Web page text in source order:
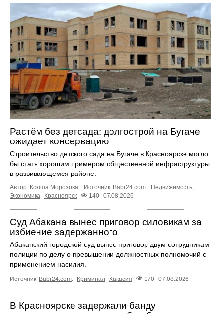
Растём без детсада: долгострой на Бугаче
ожидает консервацию
Строительство детского сада на Бугаче в Красноярске могло
бы стать хорошим примером общественной инфраструктуры
в развивающемся районе.
Автор: Ксюша Морозова. Источник: Babr24.com. Недвижимость,
Экономика
Красноярск 140 07.08.2026
Суд Абакана вынес приговор силовикам за
избиение задержанного
Абаканский городской суд вынес приговор двум сотрудникам
полиции по делу о превышении должностных полномочий с
применением насилия.
Источник: Babr24.com Криминал Хакасия 170 07.08.2026
В Красноярске задержали банду